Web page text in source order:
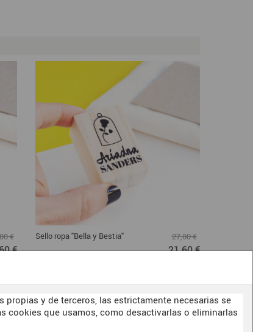
y de terceros, las estrictamente necesarias se
cookies que usamos, como desactivarlas o eliminarlas
€
€
Sello ropa "Bella y Bestia" 27,00 €
21,60 €